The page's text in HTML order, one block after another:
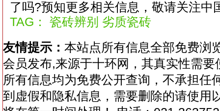
了吗?预知更多相关信息，敬请关注中
TAG： 瓷砖辨别 劣质瓷砖
友情提示： 本站点所有信息全部免费浏
会员发布,来源于十环网，其真实性需
所有信息均为免费公开查询，不承担任
到虚假和隐私信息，需要删除的请使用